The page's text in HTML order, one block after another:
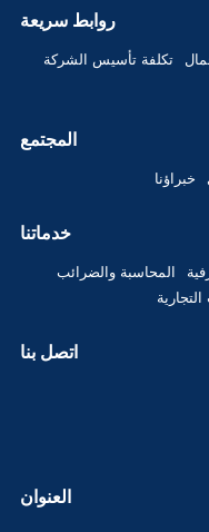
روابط سريعة
تكلفة تأسيس الشركة
المجتمع
خبراؤنا
خدماتنا
المحاسبة والضرائب
اتصل بنا
العنوان